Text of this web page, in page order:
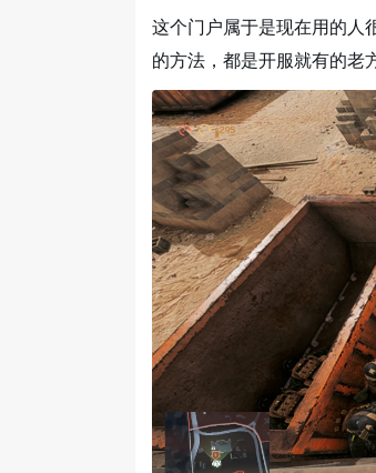
这个门户属于是现在用的人
的方法，都是开服就有的老